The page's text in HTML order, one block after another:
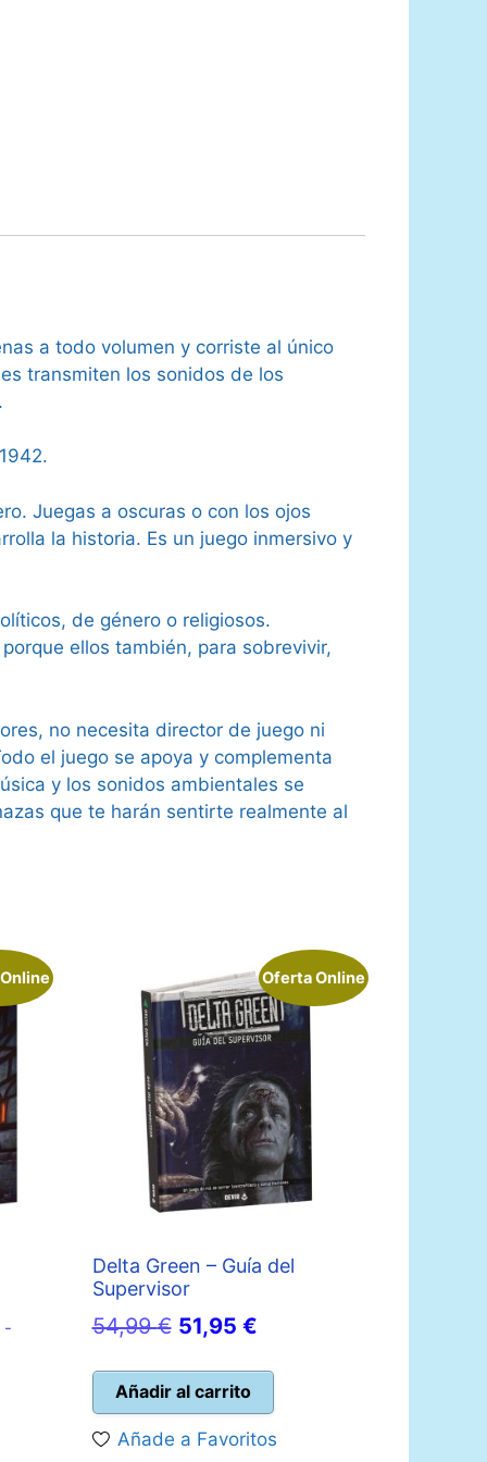
a todo volumen y corriste al único
transmiten los sonidos de los
Juegas a oscuras o con los ojos
la historia. Es un juego inmersivo y
de género o religiosos.
ellos también, para sobrevivir,
no necesita director de juego ni
el juego se apoya y complementa
y los sonidos ambientales se
que te harán sentirte realmente al
-
Oferta Online
Delta Green – Guía del
Supervisor
54,99€ El
original
era:
54,99 €.
51,95 €El
es:
51,95 €.
Añadir al carrito
Añade a Favoritos